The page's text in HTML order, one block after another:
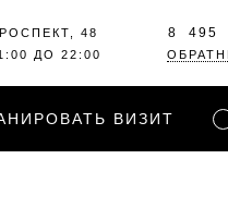
48
ДО 22:00
8 495
ВИЗИТ